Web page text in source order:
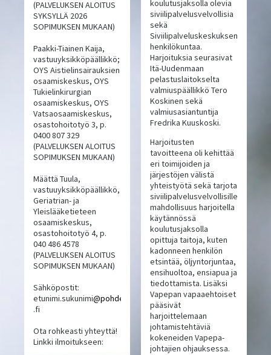
(PALVELUKSEN ALOITUS
SYKSYLLÄ 2026
SOPIMUKSEN MUKAAN)
Paakki-Tiainen Kaija,
vastuuyksikköpäällikkö;
OYS Aistielinsairauksien
osaamiskeskus, OYS
Tukielinkirurgian
osaamiskeskus, OYS
Vatsaosaamiskeskus,
osastohoitotyö 3, p.
0400 807 329
(PALVELUKSEN ALOITUS
SOPIMUKSEN MUKAAN)
Määttä Tuula,
vastuuyksikköpäällikkö,
Geriatrian- ja
Yleislääketieteen
osaamiskeskus,
osastohoitotyö 4, p.
040 486 4578
(PALVELUKSEN ALOITUS
SOPIMUKSEN MUKAAN)
Sähköpostit:
etunimi.sukunimi@pohde
.fi
Ota rohkeasti yhteyttä!
Linkki ilmoitukseen:
koulutusjaksolla olevia
siviilipalvelusvelvollisia
sekä
Siviilipalveluskeskuksen
henkilökuntaa.
Harjoituksia seurasivat
Itä-Uudenmaan
pelastuslaitokselta
valmiuspäällikkö Tero
Koskinen sekä
valmiusasiantuntija
Fredrika Kuuskoski.
Harjoitusten
tavoitteena oli kehittää
eri toimijoiden ja
järjestöjen välistä
yhteistyötä sekä tarjota
siviilipalvelusvelvollisille
mahdollisuus harjoitella
käytännössä
koulutusjaksolla
opittuja taitoja, kuten
kadonneen henkilön
etsintää, öljyntorjuntaa,
ensihuoltoa, ensiapua ja
tiedottamista. Lisäksi
Vapepan vapaaehtoiset
pääsivät
harjoittelemaan
johtamistehtäviä
kokeneiden Vapepa-
johtajien ohjauksessa.